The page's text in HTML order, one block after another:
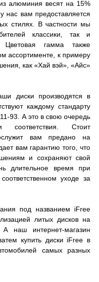
алюминия весят на 15%
вам предоставляется
стилях. В частности мы
классики, так и
Цветовая гамма также
ассортименте, к примеру
как «Хай вэй», «Айс»
диски производятся в
каждому стандарту
93. А это в свою очередь
соответствия. Стоит
вам предано на
вам гарантию того, что
и сохраняют свой
длительное время при
уходе за
под названием iFree
литых дисков на
А наш интернет-магазин
купить диски iFree в
самых разных